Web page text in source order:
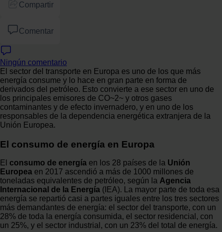
Compartir
Comentar
Ningún comentario
El sector del transporte en Europa es uno de los que más
energía consume y lo hace en gran parte en forma de
derivados del petróleo. Esto convierte a ese sector en uno de
los principales emisores de CO~2~ y otros gases
contaminantes y de efecto invernadero, y en uno de los
responsables de la dependencia energética extranjera de la
Unión Europea.
El consumo de energía en Europa
El consumo de energía en los 28 países de la Unión
Europea en 2017 ascendió a más de 1000 millones de
toneladas equivalentes de petróleo, según la Agencia
Internacional de la Energía (IEA). La mayor parte de toda esa
energía se repartió casi a partes iguales entre los tres sectores
más demandantes de energía: el sector del transporte, con un
28% de toda la energía consumida, el sector residencial, con
un 25%, y el sector industrial, con un 23% del total de energía.